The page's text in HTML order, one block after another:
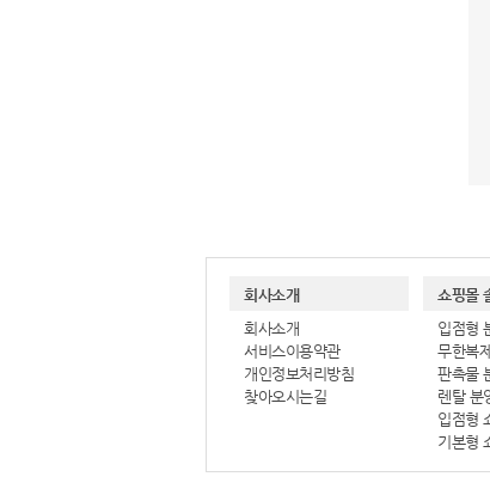
회사소개
회사소개
서비스이용약관
개인정보처리방침
찾아오시는길
쇼핑몰
입점형
무한복
판촉물
렌탈 분
입점형
기본형